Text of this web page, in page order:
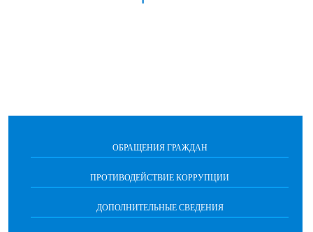
ОБРАЩЕНИЯ ГРАЖДАН
ПРОТИВОДЕЙСТВИЕ КОРРУПЦИИ
ДОПОЛНИТЕЛЬНЫЕ СВЕДЕНИЯ